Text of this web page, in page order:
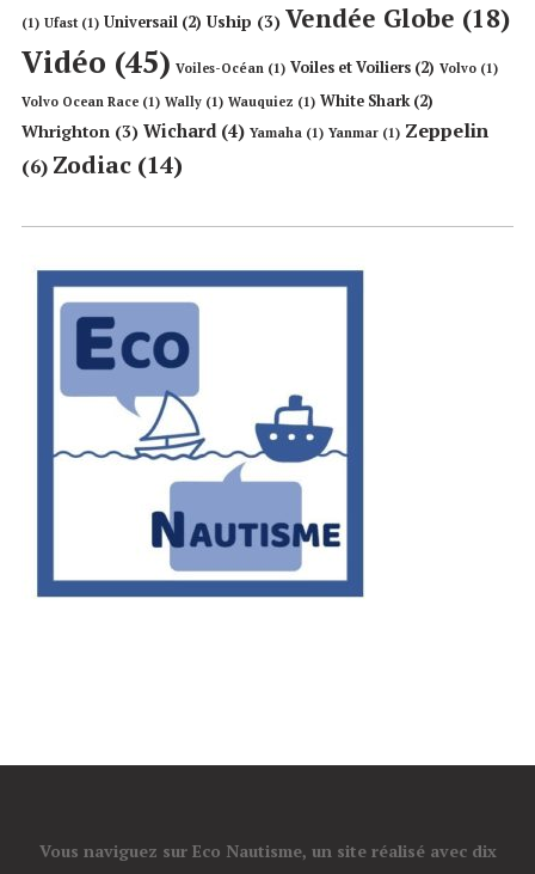
(1) Ufast(1) Universail (2) Uship (3) Vendée Globe (18)
Vidéo (45) Voiles-Océan (1) Voiles et Voiliers (2) Volvo (1)
Volvo Ocean Race (1) Wally (1) Wauquiez (1) White Shark(2)
Whrighton (3) Wichard(4) Yamaha (1) Yanmar (1) Zeppelin
(6) Zodiac (14)
Vous naviguez sur Eco Nautisme, un site réalisé avec dix